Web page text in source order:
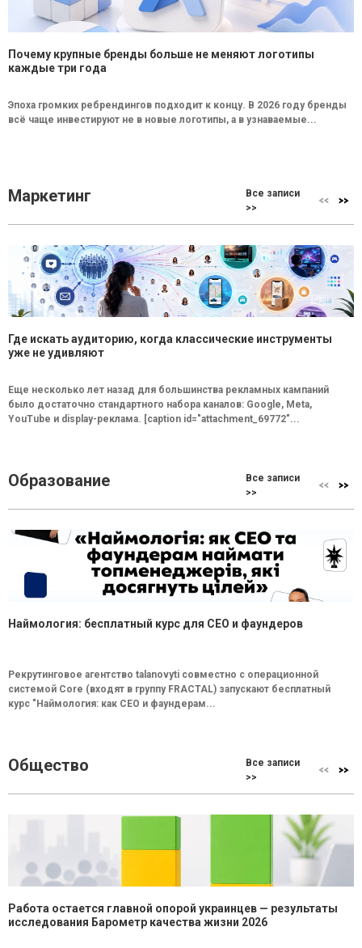
Почему крупные бренды больше не меняют логотипы
каждые три года
Эпоха громких ребрендингов подходит к концу. В 2026 году бренды
всё чаще инвестируют не в новые логотипы, а в узнаваемые...
Маркетинг
Все записи
>>
Где искать аудиторию, когда классические инструменты
уже не удивляют
Еще несколько лет назад для большинства рекламных кампаний
было достаточно стандартного набора каналов: Google, Meta,
YouTube и display-реклама. [caption id="attachment_69772"...
Образование
Все записи
>>
Наймология: бесплатный курс для CEO и фаундеров
Рекрутинговое агентство talanovyti совместно с операционной
системой Core (входят в группу FRACTAL) запускают бесплатный
курс "Наймология: как СEO и фаундерам...
Общество
Все записи
>>
Работа остается главной опорой украинцев — результаты
исследования Барометр качества жизни 2026